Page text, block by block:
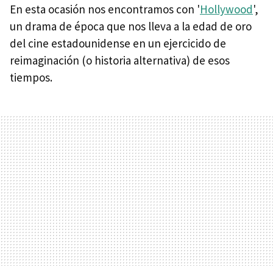
En esta ocasión nos encontramos con 'Hollywood',
un drama de época que nos lleva a la edad de oro
del cine estadounidense en un ejercicido de
reimaginación (o historia alternativa) de esos
tiempos.